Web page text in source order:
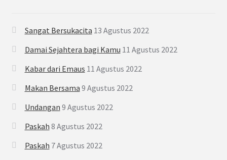
Sangat Bersukacita 13 Agustus 2022
Damai Sejahtera bagi Kamu 11 Agustus 2022
Kabar dari Emaus 11 Agustus 2022
Makan Bersama 9 Agustus 2022
Undangan 9 Agustus 2022
Paskah 8 Agustus 2022
Paskah 7 Agustus 2022